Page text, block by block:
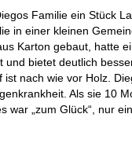
Familie ein Stück
in einer kleinen
Karton gebaut, hatte
und bietet deutlich
nach wie vor Holz.
Als sie 10
war „zum Glück“, nur